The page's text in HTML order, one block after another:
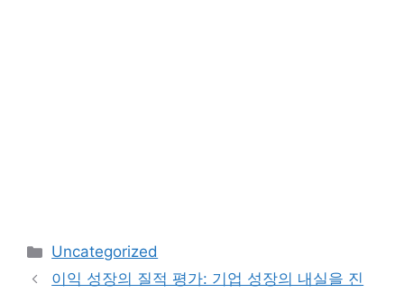
카
테
Uncategorized
이익 성장의 질적 평가: 기업 성장의 내실을 진